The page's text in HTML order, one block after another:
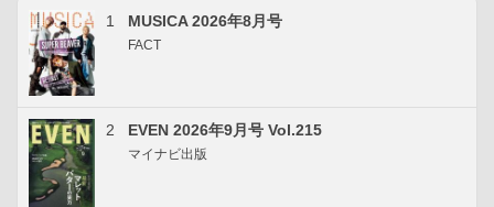
1 MUSICA 2026年8月号
FACT
2 EVEN 2026年9月号 Vol.215
マイナビ出版